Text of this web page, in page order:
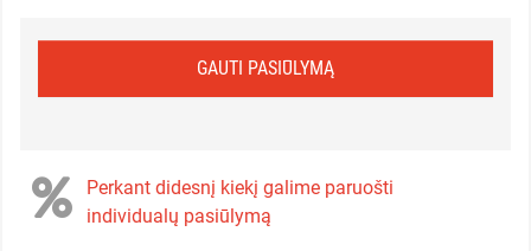
GAUTI PASIŪLYMĄ
Perkant didesnį kiekį galime paruošti
individualų pasiūlymą